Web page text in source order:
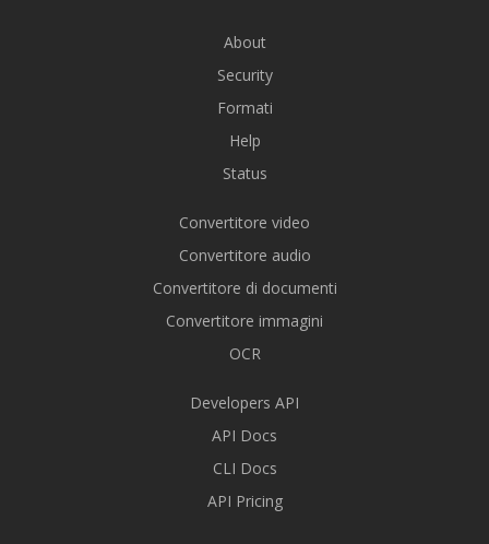
About
Security
Formati
Help
Status
Convertitore video
Convertitore audio
Convertitore di documenti
Convertitore immagini
OCR
Developers API
API Docs
CLI Docs
API Pricing